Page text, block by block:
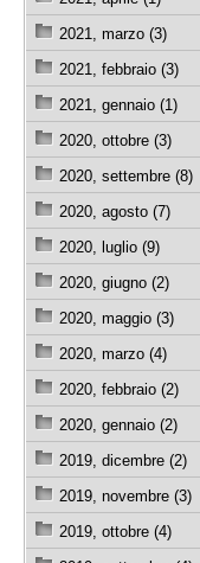
2021, marzo (3)
2021, febbraio (3)
2021, gennaio (1)
2020, ottobre (3)
2020, settembre (8)
2020, agosto (7)
2020, luglio (9)
2020, giugno (2)
2020, maggio (3)
2020, marzo (4)
2020, febbraio (2)
2020, gennaio (2)
2019, dicembre (2)
2019, novembre (3)
2019, ottobre (4)